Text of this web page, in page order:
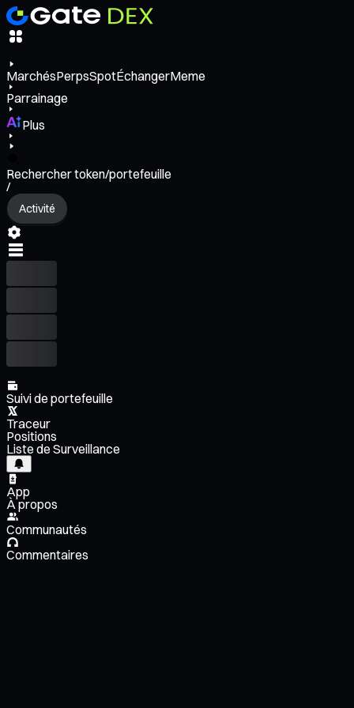
MarchésPerpsSpotÉchangerMeme
Parrainage
Plus
Rechercher token/portefeuille
/
Activité
Suivi de portefeuille
Traceur
Positions
Liste de Surveillance
App
À propos
Communautés
Commentaires